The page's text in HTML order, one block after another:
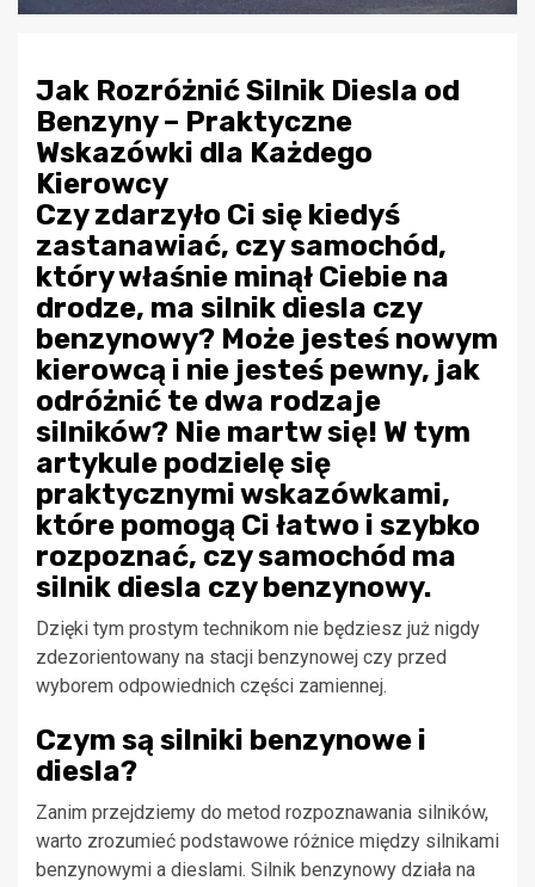
Jak Rozróżnić Silnik Diesla od
Benzyny – Praktyczne
Wskazówki dla Każdego
Kierowcy
Czy zdarzyło Ci się kiedyś
zastanawiać, czy samochód,
który właśnie minął Ciebie na
drodze, ma silnik diesla czy
benzynowy? Może jesteś nowym
kierowcą i nie jesteś pewny, jak
odróżnić te dwa rodzaje
silników? Nie martw się! W tym
artykule podzielę się
praktycznymi wskazówkami,
które pomogą Ci łatwo i szybko
rozpoznać, czy samochód ma
silnik diesla czy benzynowy.
Dzięki tym prostym technikom nie będziesz już nigdy
zdezorientowany na stacji benzynowej czy przed
wyborem odpowiednich części zamiennej.
Czym są silniki benzynowe i
diesla?
Zanim przejdziemy do metod rozpoznawania silników,
warto zrozumieć podstawowe różnice między silnikami
benzynowymi a dieslami. Silnik benzynowy działa na